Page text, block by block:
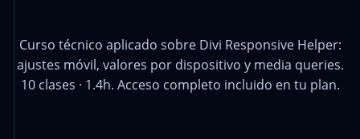
Curso técnico aplicado sobre Divi Responsive Helper:
ajustes móvil, valores por dispositivo y media queries.
10 clases · 1.4h. Acceso completo incluido en tu plan.